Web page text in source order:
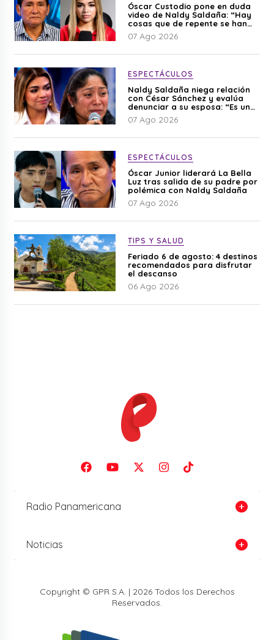
Óscar Custodio pone en duda
video de Naldy Saldaña: “Hay
cosas que de repente se han
editado”
07 Ago 2026
ESPECTÁCULOS
Naldy Saldaña niega relación
con César Sánchez y evalúa
denunciar a su esposa: “Es una
difamación”
07 Ago 2026
ESPECTÁCULOS
Óscar Junior liderará La Bella
Luz tras salida de su padre por
polémica con Naldy Saldaña
07 Ago 2026
TIPS Y SALUD
Feriado 6 de agosto: 4 destinos
recomendados para disfrutar
el descanso
06 Ago 2026
Radio Panamericana
Noticias
Copyright © GPR S.A. | 2026 Todos los Derechos
Reservados.